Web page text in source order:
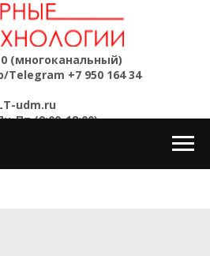
(многоканальный)
Telegram +7 950 164 34
udm.ru
Пт (9:00-18:00)